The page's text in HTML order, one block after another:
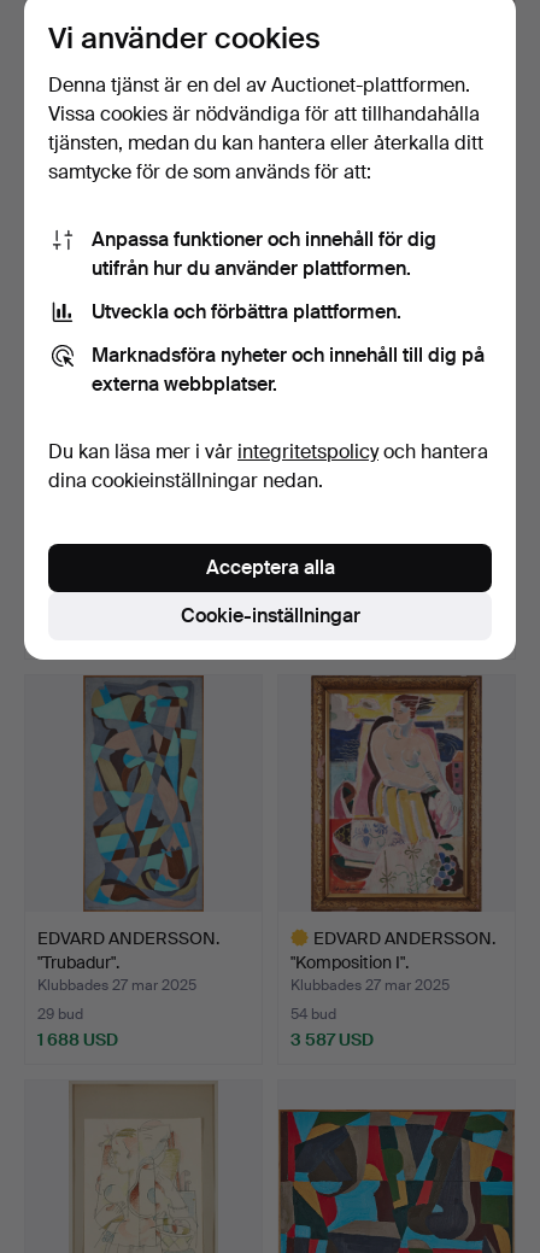
EDVARD ANDERSSON.
"Perspico".
Klubbades 27 mar 2025
1 108 USD
EDVARD ANDERSSON.
Komposition.
Klubbades 27 mar 2025
1 003 USD
Utvalt
"Människor i festlig sam…
Klubbades 27 mar 2025
"Bollen".
Klubbades 27 mar 2025
27 bud
föremål
EDVARD ANDERSSON.
"Trubadur".
Klubbades 27 mar 2025
29 bud
1 688 USD
EDVARD ANDERSSON.
"Komposition I".
Klubbades 27 mar 2025
54 bud
3 587 USD
Vi använder cookies
Denna tjänst är en del av Auctionet-plattformen.
Vissa cookies är nödvändiga för att tillhandahålla
tjänsten, medan du kan hantera eller återkalla ditt
samtycke för de som används för att:
Anpassa funktioner och innehåll för dig
utifrån hur du använder plattformen.
Utveckla och förbättra plattformen.
Marknadsföra nyheter och innehåll till dig på
externa webbplatser.
Du kan läsa mer i vår integritetspolicyoch hantera
dina cookieinställningar nedan.
Cookie-inställningar
Acceptera alla